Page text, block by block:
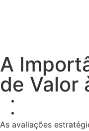
A
de Valor
As avaliações